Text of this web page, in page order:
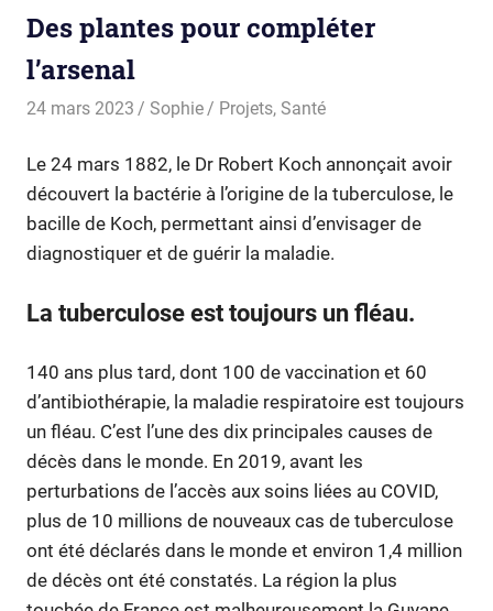
Des plantes pour compléter
l’arsenal
24 mars 2023 Sophie Projets, Santé
Le 24 mars 1882, le Dr Robert Koch annonçait avoir
découvert la bactérie à l’origine de la tuberculose, le
bacille de Koch, permettant ainsi d’envisager de
diagnostiquer et de guérir la maladie.
La tuberculose est toujours un fléau.
140 ans plus tard, dont 100 de vaccination et 60
d’antibiothérapie, la maladie respiratoire est toujours
un fléau. C’est l’une des dix principales causes de
décès dans le monde. En 2019, avant les
perturbations de l’accès aux soins liées au COVID,
plus de 10 millions de nouveaux cas de tuberculose
ont été déclarés dans le monde et environ 1,4 million
de décès ont été constatés. La région la plus